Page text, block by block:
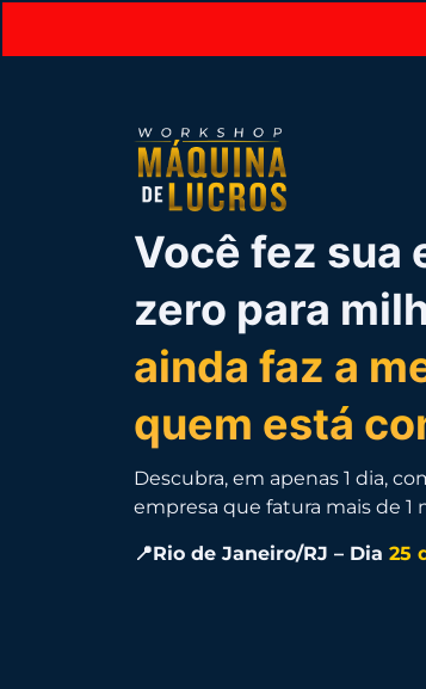
Você fez sua
zero para
ainda faz a
quem está
Descubra, em apenas 1 dia,
empresa que fatura mais de 1
📍Rio de Janeiro/RJ – Dia 25